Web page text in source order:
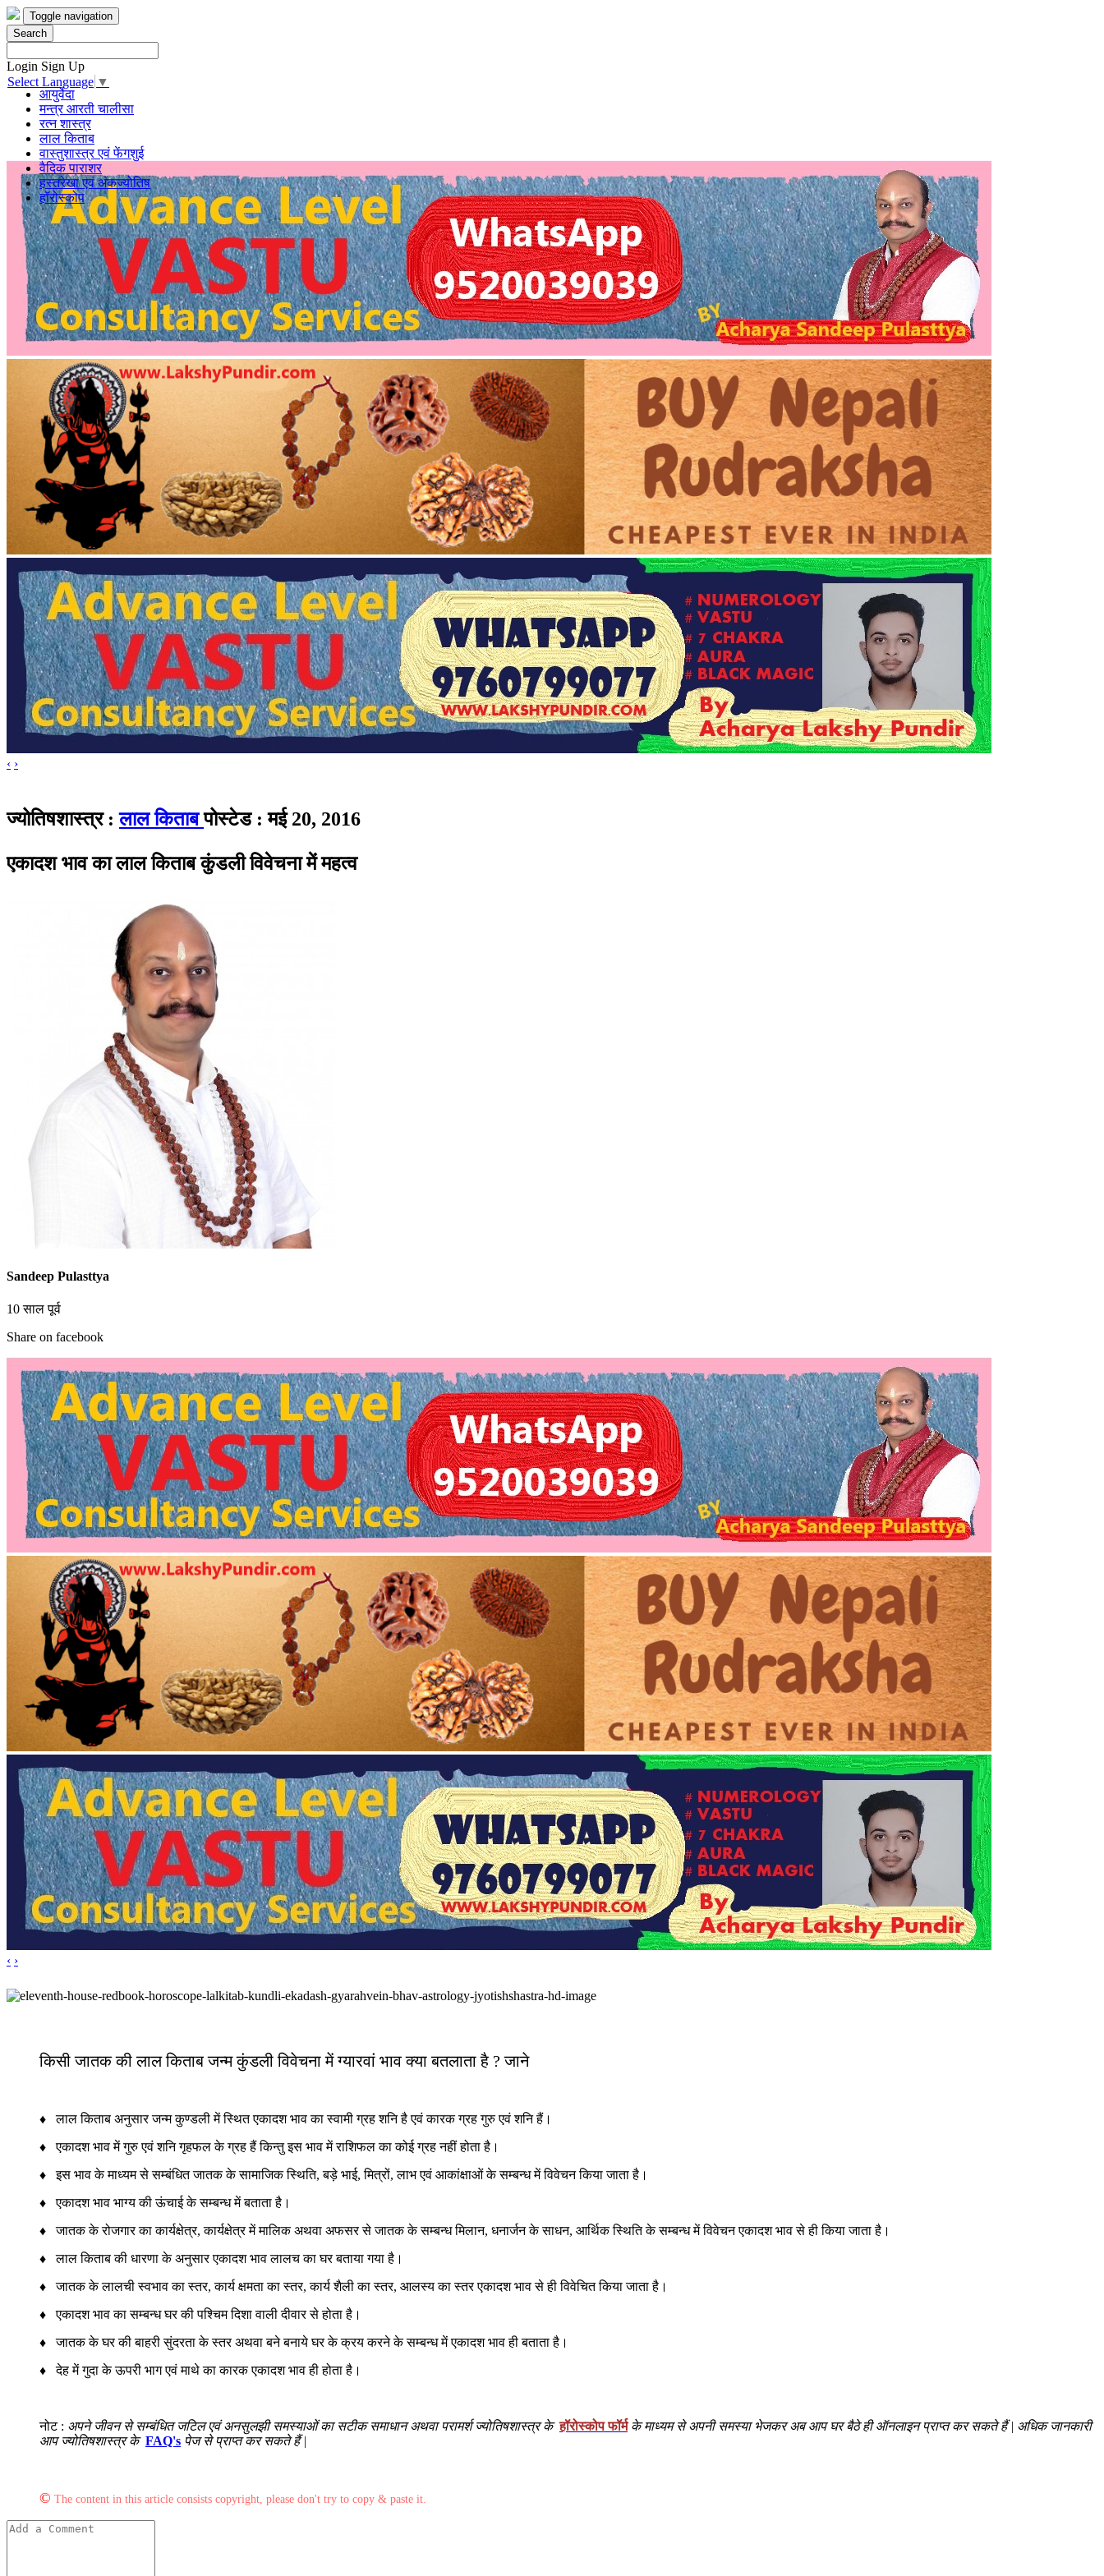
Toggle navigation
Search
Login Sign Up
आयुर्वेदा
मन्त्र आरती चालीसा
रत्न शास्त्र
लाल किताब
वास्तुशास्त्र एवं फेंगशुई
वैदिक पाराशर
हस्तरेखा एवं अंकज्योतिष
हॉरोस्कोप
Select Language ▼
‹ ›
ज्योतिषशास्त्र :लाल किताबपोस्टेड : मई 20, 2016
एकादश भाव का लाल किताब कुंडली विवेचना में महत्व
Sandeep Pulasttya
10 साल पूर्व
Share on facebook
‹ ›
किसी जातक की लाल किताब जन्म कुंडली विवेचना में ग्यारवां भाव क्या बतलाता है ? जाने
♦ लाल किताब अनुसार जन्म कुण्डली में स्थित एकादश भाव का स्वामी ग्रह शनि है एवं कारक ग्रह गुरु एवं शनि हैं।
♦ एकादश भाव में गुरु एवं शनि गृहफल के ग्रह हैं किन्तु इस भाव में राशिफल का कोई ग्रह नहीं होता है।
♦ इस भाव के माध्यम से सम्बंधित जातक के सामाजिक स्थिति, बड़े भाई, मित्रों, लाभ एवं आकांक्षाओं के सम्बन्ध में विवेचन किया जाता है।
♦ एकादश भाव भाग्य की ऊंचाई के सम्बन्ध में बताता है।
♦ जातक के रोजगार का कार्यक्षेत्र, कार्यक्षेत्र में मालिक अथवा अफसर से जातक के सम्बन्ध मिलान, धनार्जन के साधन, आर्थिक स्थिति के सम्बन्ध में विवेचन एकादश भाव से ही किया जाता है।
♦ लाल किताब की धारणा के अनुसार एकादश भाव लालच का घर बताया गया है।
♦ जातक के लालची स्वभाव का स्तर, कार्य क्षमता का स्तर, कार्य शैली का स्तर, आलस्य का स्तर एकादश भाव से ही विवेचित किया जाता है।
♦ एकादश भाव का सम्बन्ध घर की पश्चिम दिशा वाली दीवार से होता है।
♦ जातक के घर की बाहरी सुंदरता के स्तर अथवा बने बनाये घर के क्रय करने के सम्बन्ध में एकादश भाव ही बताता है।
♦ देह में गुदा के ऊपरी भाग एवं माथे का कारक एकादश भाव ही होता है।
नोट : अपने जीवन से सम्बंधित जटिल एवं अनसुलझी समस्याओं का सटीक समाधान अथवा परामर्श ज्योतिषशास्त्र केहॉरोस्कोप फॉर्म के माध्यम से अपनी समस्या भेजकर अब आप घर बैठे ही ऑनलाइन प्राप्त कर सकते हैं | अधिक जानकारी
आप ज्योतिषशास्त्र के FAQ's पेज से प्राप्त कर सकते हैं |
© The content in this article consists copyright, please don't try to copy & paste it.